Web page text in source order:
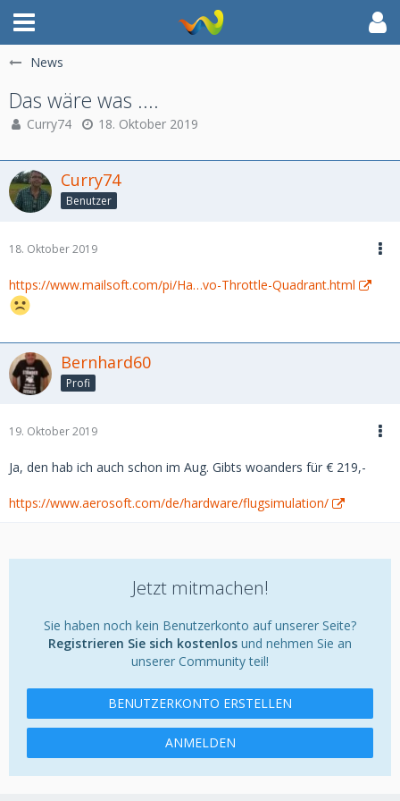
News
Das wäre was ....
Curry74 18. Oktober 2019
Curry74
Benutzer
18. Oktober 2019
https://www.mailsoft.com/pi/Ha…vo-Throttle-Quadrant.html
Bernhard60
Profi
19. Oktober 2019
Ja, den hab ich auch schon im Aug. Gibts woanders für € 219,-
https://www.aerosoft.com/de/hardware/flugsimulation/
Jetzt mitmachen!
Sie haben noch kein Benutzerkonto auf unserer Seite?
Registrieren Sie sich kostenlos und nehmen Sie an
unserer Community teil!
BENUTZERKONTO ERSTELLEN
ANMELDEN